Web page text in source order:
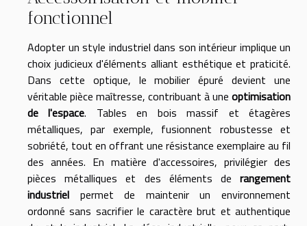
fonctionnel
Adopter un style industriel dans son intérieur implique un
choix judicieux d'éléments alliant esthétique et praticité.
Dans cette optique, le mobilier épuré devient une
véritable pièce maîtresse, contribuant à une optimisation
de l'espace. Tables en bois massif et étagères
métalliques, par exemple, fusionnent robustesse et
sobriété, tout en offrant une résistance exemplaire au fil
des années. En matière d'accessoires, privilégier des
pièces métalliques et des éléments de rangement
industriel permet de maintenir un environnement
ordonné sans sacrifier le caractère brut et authentique